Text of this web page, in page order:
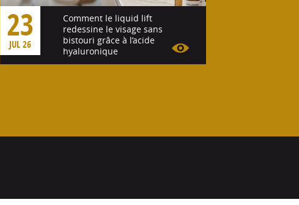
23
JUL 26
Comment le liquid lift
redessine le visage sans
bistouri grâce à l’acide
hyaluronique